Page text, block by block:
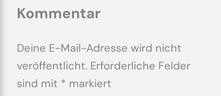
Kommentar
Deine E-Mail-Adresse wird nicht
veröffentlicht. Erforderliche Felder
sind mit * markiert